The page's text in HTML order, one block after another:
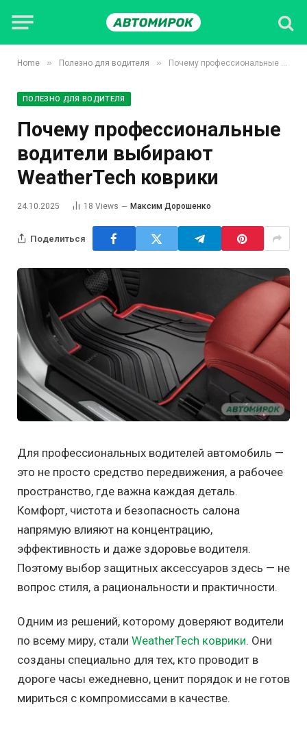
Home » Полезно для водителя » Почему профессиональные водители выбирают WeatherTech коврики
ПОЛЕЗНО ДЛЯ ВОДИТЕЛЯ
Почему профессиональные
водители выбирают
WeatherTech коврики
24.10.2025 18 Views Максим Дорошенко
Поделиться
Для профессиональных водителей автомобиль —
это не просто средство передвижения, а рабочее
пространство, где важна каждая деталь.
Комфорт, чистота и безопасность салона
напрямую влияют на концентрацию,
эффективность и даже здоровье водителя.
Поэтому выбор защитных аксессуаров здесь — не
вопрос стиля, а рациональности и практичности.
Одним из решений, которому доверяют водители
по всему миру, стали WeatherTech коврики. Они
созданы специально для тех, кто проводит в
дороге часы ежедневно, ценит порядок и не готов
мириться с компромиссами в качестве.